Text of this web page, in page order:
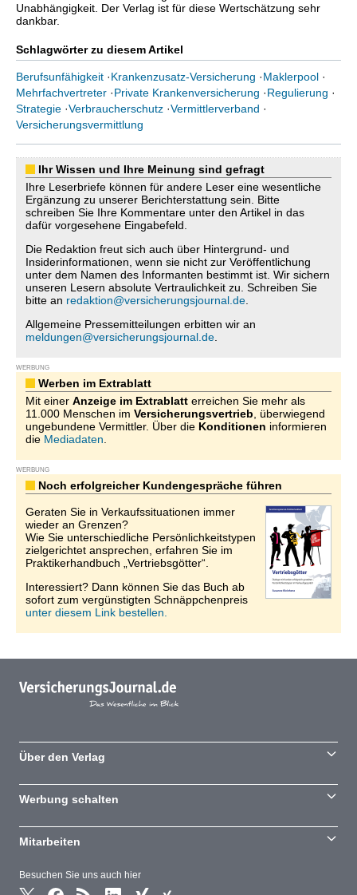
Unabhängigkeit. Der Verlag ist für diese Wertschätzung sehr
dankbar.
Schlagwörter zu diesem Artikel
Berufsunfähigkeit ·Krankenzusatz-Versicherung ·Maklerpool ·
Mehrfachvertreter ·Private Krankenversicherung ·Regulierung ·
Strategie ·Verbraucherschutz ·Vermittlerverband ·
Versicherungsvermittlung
Ihr Wissen und Ihre Meinung sind gefragt
Ihre Leserbriefe können für andere Leser eine wesentliche
Ergänzung zu unserer Berichterstattung sein. Bitte
schreiben Sie Ihre Kommentare unter den Artikel in das
dafür vorgesehene Eingabefeld.
Die Redaktion freut sich auch über Hintergrund- und
Insiderinformationen, wenn sie nicht zur Veröffentlichung
unter dem Namen des Informanten bestimmt ist. Wir sichern
unseren Lesern absolute Vertraulichkeit zu. Schreiben Sie
bitte an redaktion@versicherungsjournal.de
Allgemeine Pressemitteilungen erbitten wir an
meldungen@versicherungsjournal.de
WERBUNG
Werben im Extrablatt
Mit einer Anzeige im Extrablatt erreichen Sie mehr als
11.000 Menschen im Versicherungsvertrieb , überwiegend
ungebundene Vermittler. Über die Konditionen informieren
die Mediadaten
WERBUNG
Noch erfolgreicher Kundengespräche führen
Geraten Sie in Verkaufssituationen immer
wieder an Grenzen?
Wie Sie unterschiedliche Persönlichkeitstypen
zielgerichtet ansprechen, erfahren Sie im
Praktikerhandbuch „Vertriebsgötter“.
Interessiert? Dann können Sie das Buch ab
sofort zum vergünstigten Schnäppchenpreis
unter diesem Link bestellen.
Besuchen Sie uns auch hier
Über den Verlag
Werbung schalten
Mitarbeiten